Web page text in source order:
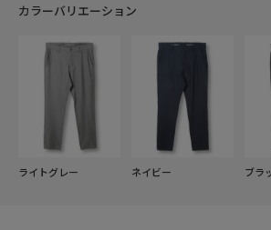
カラーバリエーション
ライトグレー ネイビー ブラ